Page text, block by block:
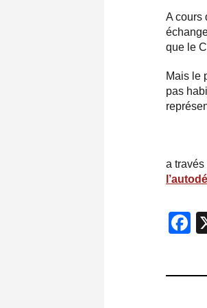
A cours
que le
Mais le
pas
a través